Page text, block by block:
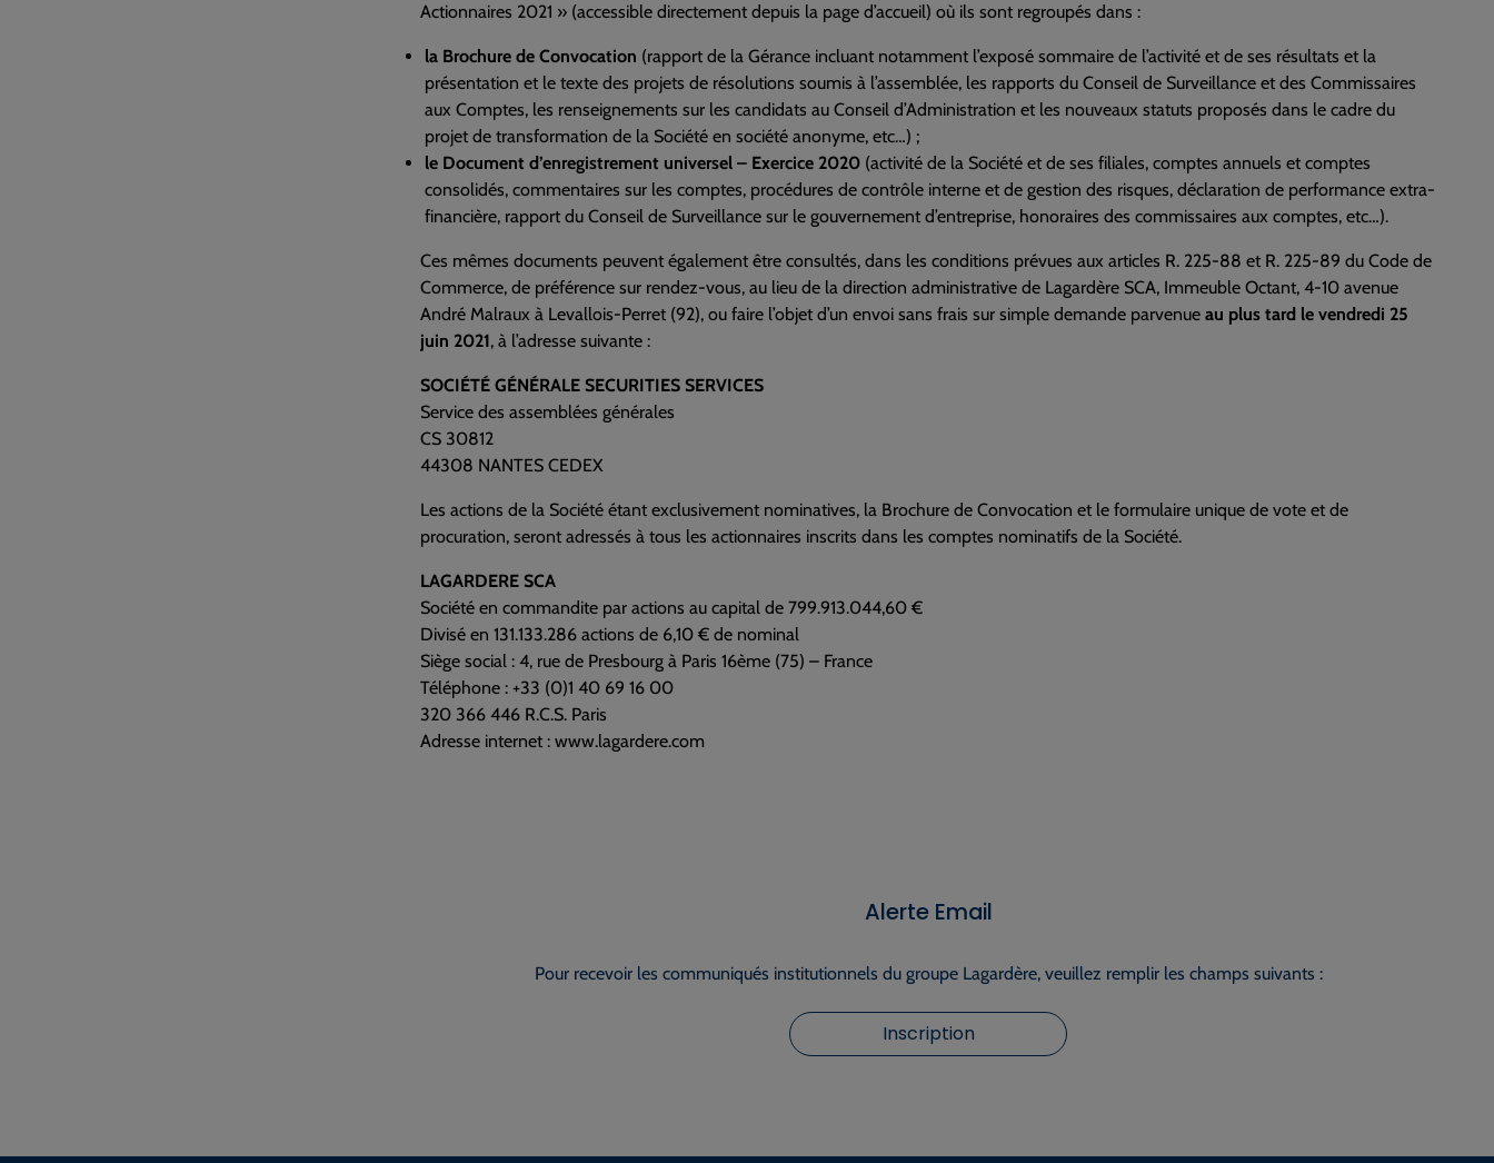
Actionnaires 2021 » (accessible directement depuis la page d’accueil) où ils sont regroupés dans :
la Brochure de Convocation (rapport de la Gérance incluant notamment l’exposé sommaire de l’activité et de ses résultats et la
présentation et le texte des projets de résolutions soumis à l’assemblée, les rapports du Conseil de Surveillance et des Commissaires
aux Comptes, les renseignements sur les candidats au Conseil d’Administration et les nouveaux statuts proposés dans le cadre du
projet de transformation de la Société en société anonyme, etc…) ;
le Document d’enregistrement universel – Exercice 2020 (activité de la Société et de ses filiales, comptes annuels et comptes
consolidés, commentaires sur les comptes, procédures de contrôle interne et de gestion des risques, déclaration de performance extra-
financière, rapport du Conseil de Surveillance sur le gouvernement d’entreprise, honoraires des commissaires aux comptes, etc…).
Ces mêmes documents peuvent également être consultés, dans les conditions prévues aux articles R. 225-88 et R. 225-89 du Code de
Commerce, de préférence sur rendez-vous, au lieu de la direction administrative de Lagardère SCA, Immeuble Octant, 4-10 avenue
André Malraux à Levallois-Perret (92), ou faire l’objet d’un envoi sans frais sur simple demande parvenue au plus tard le vendredi 25
juin 2021, à l’adresse suivante :
SOCIÉTÉ GÉNÉRALE SECURITIES SERVICES
Service des assemblées générales
CS 30812
44308 NANTES CEDEX
Les actions de la Société étant exclusivement nominatives, la Brochure de Convocation et le formulaire unique de vote et de
procuration, seront adressés à tous les actionnaires inscrits dans les comptes nominatifs de la Société.
LAGARDERE SCA
Société en commandite par actions au capital de 799.913.044,60 €
Divisé en 131.133.286 actions de 6,10 € de nominal
Siège social : 4, rue de Presbourg à Paris 16ème (75) – France
Téléphone : +33 (0)1 40 69 16 00
320 366 446 R.C.S. Paris
Adresse internet : www.lagardere.com
Alerte Email
Pour recevoir les communiqués institutionnels du groupe Lagardère, veuillez remplir les champs suivants :
Inscription